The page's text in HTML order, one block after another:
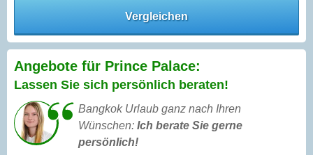
Vergleichen
Angebote für Prince Palace:
Lassen Sie sich persönlich beraten!
Bangkok Urlaub ganz nach Ihren
Wünschen: Ich berate Sie gerne
persönlich!